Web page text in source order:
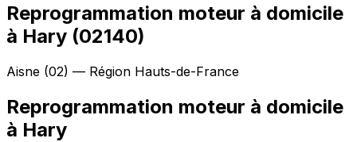
Reprogrammation moteur à domicile
à Hary (02140)
Aisne (02) — Région Hauts-de-France
Reprogrammation moteur à domicile
à Hary